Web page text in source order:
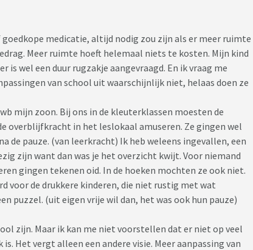
medicatie, altijd nodig zou zijn als er meer ruimte
Meer ruimte hoeft helemaal niets te kosten. Mijn kind
is wel een duur rugzakje aangevraagd. En ik vraag me
van school uit waarschijnlijk niet, helaas doen ze
mijn zoon. Bij ons in de kleuterklassen moesten de
overblijfkracht in het leslokaal amuseren. Ze gingen wel
de pauze. (van leerkracht) Ik heb weleens ingevallen, een
zijn want dan was je het overzicht kwijt. Voor niemand
gingen tekenen oid. In de hoeken mochten ze ook niet.
voor de drukkere kinderen, die niet rustig met wat
puzzel. (uit eigen vrije wil dan, het was ook hun pauze)
zijn. Maar ik kan me niet voorstellen dat er niet op veel
Het vergt alleen een andere visie. Meer aanpassing van